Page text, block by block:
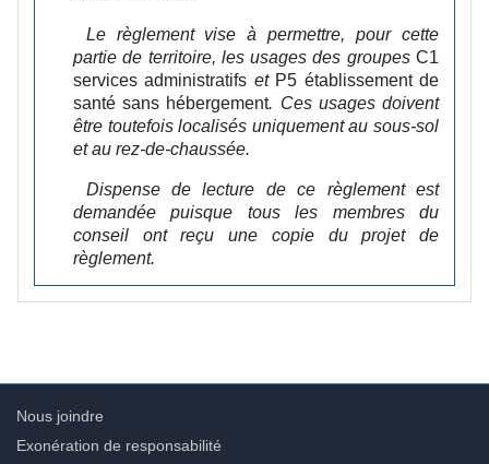
Le règlement vise à permettre, pour cette
partie de territoire, les usages des groupes C1
services administratifs et P5 établissement de
santé sans hébergement. Ces usages doivent
être toutefois localisés uniquement au sous-sol
et au rez-de-chaussée.
Dispense de lecture de ce règlement est
demandée puisque tous les membres du
conseil ont reçu une copie du projet de
règlement.
Nous joindre
Exonération de responsabilité